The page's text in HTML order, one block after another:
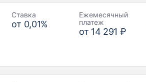
Ставка
от 0,01%
Ежемесячный
платеж
от 14 291 ₽